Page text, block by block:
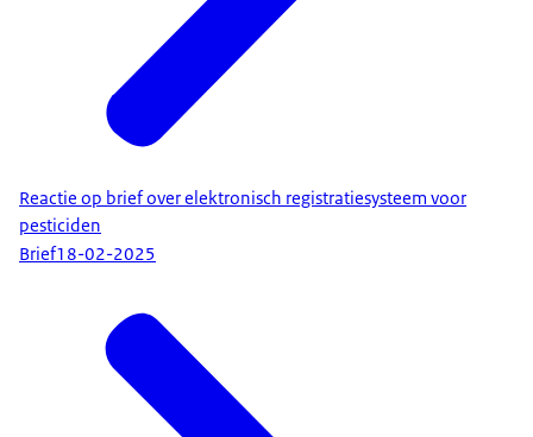
Reactie op brief over elektronisch registratiesysteem voor
pesticiden
Brief18-02-2025